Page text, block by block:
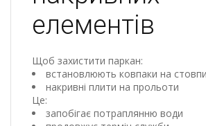
елементів
Щоб захистити паркан:
встановлюють ковпаки на стовпи
накривні плити на прольоти
Це:
запобігає потраплянню води